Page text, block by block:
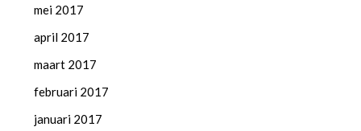
mei 2017
april 2017
maart 2017
februari 2017
januari 2017